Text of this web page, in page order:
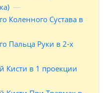
—
Коленного Сустава в
Пальца Руки в 2-х
Кисти в 1 проекции